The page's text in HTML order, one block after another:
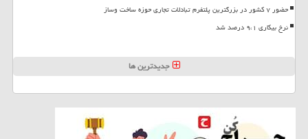
حضور ۷ کشور در بزرگترین پلتفرم تبادلات تجاری حوزه ساخت وساز
نرخ بیکاری ۹،۱ درصد شد
جدیدترین ها